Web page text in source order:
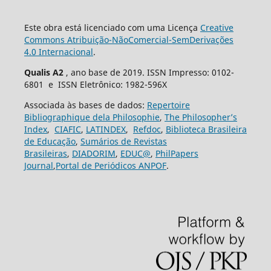
Este obra está licenciado com uma Licença Creative
Commons Atribuição-NãoComercial-SemDerivações
4.0 Internacional.
Qualis A2 , ano base de 2019. ISSN Impresso: 0102-
6801 e ISSN Eletrônico: 1982-596X
Associada às bases de dados: Repertoire
Bibliographique dela Philosophie, The Philosopher’s
Index, CIAFIC, LATINDEX, Refdoc, Biblioteca Brasileira
de Educação, Sumários de Revistas
Brasileiras, DIADORIM, EDUC@, PhilPapers
Journal,Portal de Periódicos ANPOF.